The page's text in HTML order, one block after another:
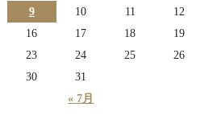
« 7月
9
10 11 12
16
17 18 19
23
24 25 26
30
31